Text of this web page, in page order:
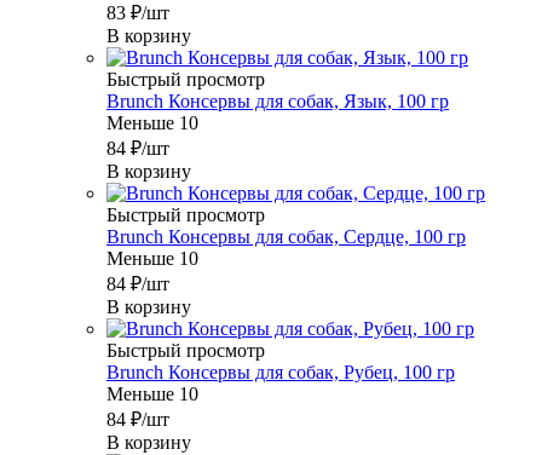
83 ₽/шт
В корзину
Быстрый просмотр
Brunch Консервы для собак, Язык, 100 гр
Меньше 10
84 ₽/шт
В корзину
Быстрый просмотр
Brunch Консервы для собак, Сердце, 100 гр
Меньше 10
84 ₽/шт
В корзину
Быстрый просмотр
Brunch Консервы для собак, Рубец, 100 гр
Меньше 10
84 ₽/шт
В корзину